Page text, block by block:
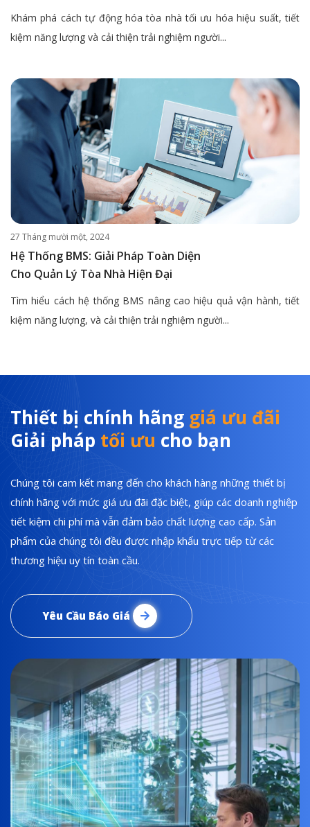
Khám phá cách tự động hóa tòa nhà tối ưu hóa hiệu suất, tiết
kiệm năng lượng và cải thiện trải nghiệm người...
27 Tháng mười một, 2024
Hệ Thống BMS: Giải Pháp Toàn Diện
Cho Quản Lý Tòa Nhà Hiện Đại
Tìm hiểu cách hệ thống BMS nâng cao hiệu quả vận hành, tiết
kiệm năng lượng, và cải thiện trải nghiệm người...
Thiết bị chính hãng giá ưu đãi
Giải pháp tối ưu cho bạn
Chúng tôi cam kết mang đến cho khách hàng những thiết bị
chính hãng với mức giá ưu đãi đặc biệt, giúp các doanh nghiệp
tiết kiệm chi phí mà vẫn đảm bảo chất lượng cao cấp. Sản
phẩm của chúng tôi đều được nhập khẩu trực tiếp từ các
thương hiệu uy tín toàn cầu.
Yêu Cầu Báo Giá